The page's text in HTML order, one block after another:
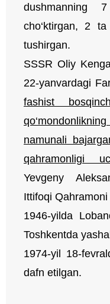
dushmanning
cho‘ktirgan, 2
tushirgan.
SSSR Oliy
22-yanvardagi
fashist
namunali
qahramonligi
Yevgeny
Ittifoqi
1946-yilda
Toshkentda
1974-yil 18-
dafn etilgan.